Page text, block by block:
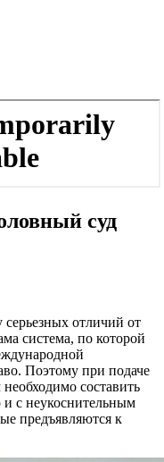
суд
серьезных отличий от
система, по которой
Поэтому при подаче
составить
и с неукоснительным
предъявляются к